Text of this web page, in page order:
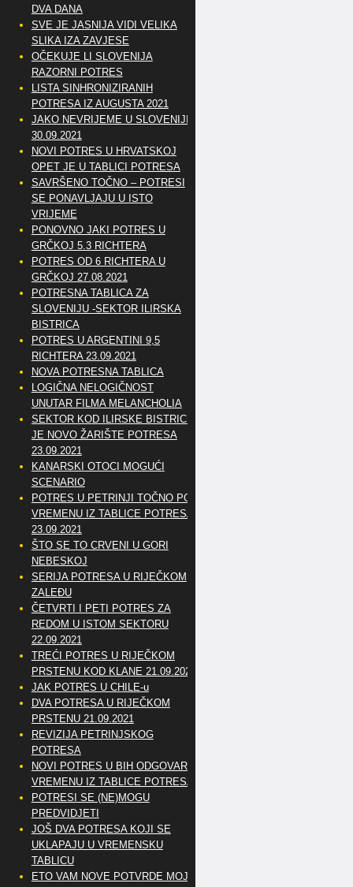
DVA DANA
SVE JE JASNIJA VIDI VELIKA
SLIKA IZA ZAVJESE
OČEKUJE LI SLOVENIJA
RAZORNI POTRES
LISTA SINHRONIZIRANIH
POTRESA IZ AUGUSTA 2021
JAKO NEVRIJEME U SLOVENIJI
30.09.2021
NOVI POTRES U HRVATSKOJ
OPET JE U TABLICI POTRESA
SAVRŠENO TOČNO – POTRESI
SE PONAVLJAJU U ISTO
VRIJEME
PONOVNO JAKI POTRES U
GRČKOJ 5.3 RICHTERA
POTRES OD 6 RICHTERA U
GRČKOJ 27.08.2021
POTRESNA TABLICA ZA
SLOVENIJU -SEKTOR ILIRSKA
BISTRICA
POTRES U ARGENTINI 9,5
RICHTERA 23.09.2021
NOVA POTRESNA TABLICA
LOGIČNA NELOGIČNOST
UNUTAR FILMA MELANCHOLIA
SEKTOR KOD ILIRSKE BISTRICE
JE NOVO ŽARIŠTE POTRESA
23.09.2021
KANARSKI OTOCI MOGUĆI
SCENARIO
POTRES U PETRINJI TOČNO PO
VREMENU IZ TABLICE POTRESA
23.09.2021
ŠTO SE TO CRVENI U GORI
NEBESKOJ
SERIJA POTRESA U RIJEČKOM
ZALEĐU
ČETVRTI I PETI POTRES ZA
REDOM U ISTOM SEKTORU
22.09.2021
TREĆI POTRES U RIJEČKOM
PRSTENU KOD KLANE 21.09.2021
JAK POTRES U CHILE-u
DVA POTRESA U RIJEČKOM
PRSTENU 21.09.2021
REVIZIJA PETRINJSKOG
POTRESA
NOVI POTRES U BIH ODGOVARA
VREMENU IZ TABLICE POTRESA
POTRESI SE (NE)MOGU
PREDVIDJETI
JOŠ DVA POTRESA KOJI SE
UKLAPAJU U VREMENSKU
TABLICU
ETO VAM NOVE POTVRDE MOJE